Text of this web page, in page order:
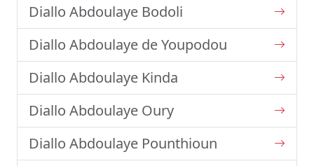
Diallo Abdoulaye Bodoli
Diallo Abdoulaye de Youpodou
Diallo Abdoulaye Kinda
Diallo Abdoulaye Oury
Diallo Abdoulaye Pounthioun